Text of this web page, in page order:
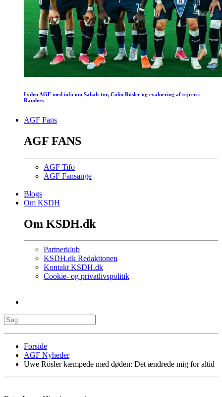
Lyden AGF med info om Sabah-tur, Colin Rösler og evaluering af sejren i
Randers
AGF Fans
AGF FANS
AGF Tifo
AGF Fansange
Blogs
Om KSDH
Om KSDH.dk
Partnerklub
KSDH.dk Redaktionen
Kontakt KSDH.dk
Cookie- og privatlivspolitik
Forside
AGF Nyheder
Uwe Rösler kæmpede med døden: Det ændrede mig for altid